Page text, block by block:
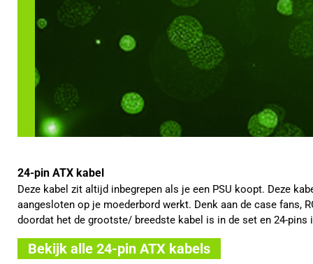
24-pin ATX kabel
Deze kabel zit altijd inbegrepen als je een PSU koopt. Deze
aangesloten op je moederbord werkt. Denk aan de case fans,
doordat het de grootste/ breedste kabel is in de set en 24-pins
Bekijk alle 24-pin ATX kabels